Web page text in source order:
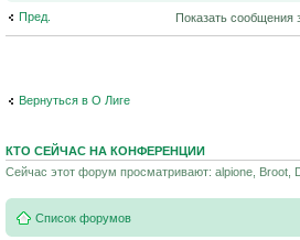
Пред. Показать сообщения
Вернуться в О Лиге
КТО СЕЙЧАС НА КОНФЕРЕНЦИИ
Сейчас этот форум просматривают: alpione, Broot,
Список форумов